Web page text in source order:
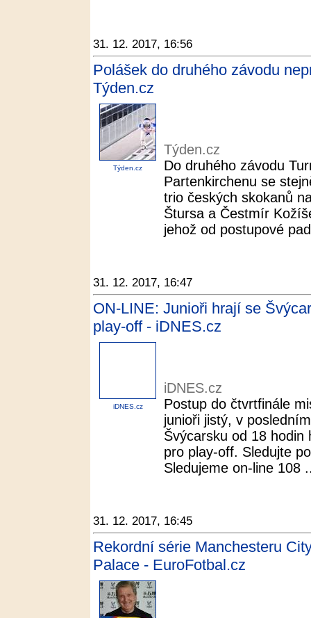
31. 12. 2017, 16:56
Polášek do druhého závodu
Týden.cz
Týden.cz
Týden.cz
Do druhého závodu
Partenkirchenu se
trio českých skokanů
Štursa a Čestmír
jehož od postupové
31. 12. 2017, 16:47
ON-LINE: Junioři hrají se
play-off - iDNES.cz
iDNES.cz
iDNES.cz
Postup do čtvrtfinále
junioři jistý, v
Švýcarsku od 18
pro play-off. Sledujte
Sledujeme on-line 108
31. 12. 2017, 16:45
Rekordní série Manchesteru
Palace - EuroFotbal.cz